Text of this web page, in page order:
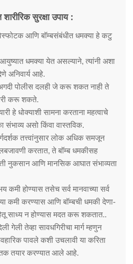
सुरक्षा उपाय :
आणि बॉम्बसंबंधीत धमक्या हे कटु
आयुष्यात धमक्या येत असल्याने, त्यांनी अशा
अनिवार्य आहे.
पोलीस दलही जे करू शकत नाही ते
करू शकते.
हे धोक्याशी सामना करताना महत्वाचे
संभाव्य असो किंवा वास्तविक.
तत्त्वांनुसार लोक अधिक समजून
करतात, ते बॉम्ब धमकीसह
नुकसान आणि मानसिक आघात संभाव्यता
कमी होण्यास तसेच सर्व मानवाच्या सर्व
कमी करण्यास आणि बॉम्बची धमकी देणा-
साध्य न होण्यास मदत करू शकतात..
गेली तेव्हा सावधगिरीचा मार्ग म्हणुन
पावले कशी उचलावी या करिता
तयार करण्यात आले आहे.